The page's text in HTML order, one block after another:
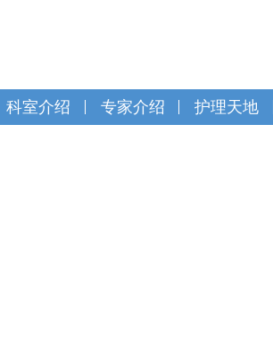
科室介绍 专家介绍 护理天地